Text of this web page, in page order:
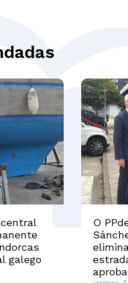
central
galego
O